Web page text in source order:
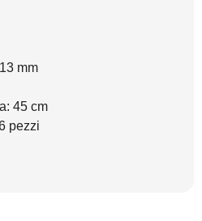
mm
45 cm
pezzi